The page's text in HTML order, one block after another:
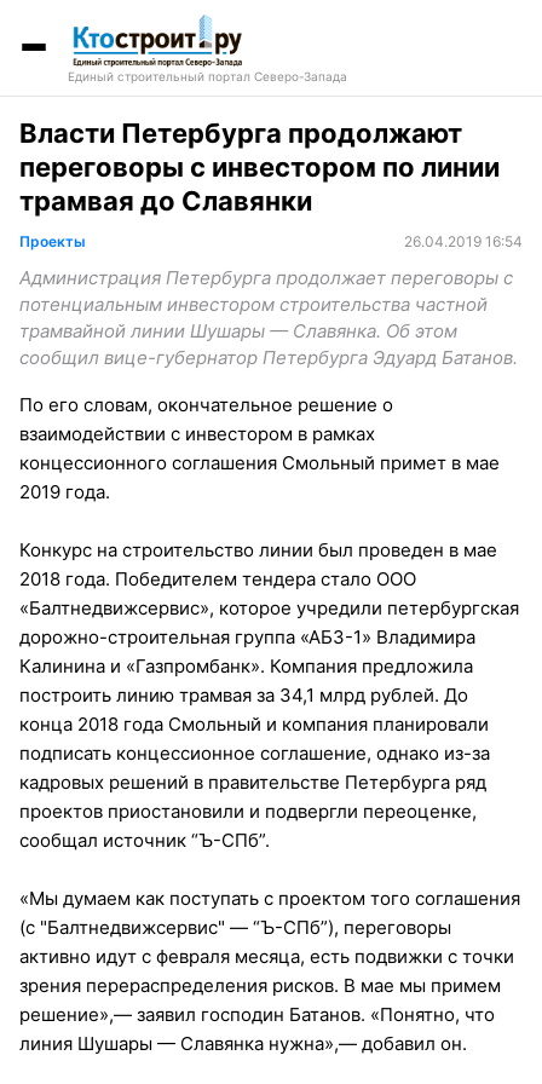
Единый строительный портал Северо-Запада
Власти Петербурга продолжают
переговоры с инвестором по линии
трамвая до Славянки
Проекты 26.04.2019 16:54
Администрация Петербурга продолжает переговоры с
потенциальным инвестором строительства частной
трамвайной линии Шушары — Славянка. Об этом
сообщил вице-губернатор Петербурга Эдуард Батанов.
По его словам, окончательное решение о
взаимодействии с инвестором в рамках
концессионного соглашения Смольный примет в мае
2019 года.
Конкурс на строительство линии был проведен в мае
2018 года. Победителем тендера стало ООО
«Балтнедвижсервис», которое учредили петербургская
дорожно-строительная группа «АБЗ-1» Владимира
Калинина и «Газпромбанк». Компания предложила
построить линию трамвая за 34,1 млрд рублей. До
конца 2018 года Смольный и компания планировали
подписать концессионное соглашение, однако из-за
кадровых решений в правительстве Петербурга ряд
проектов приостановили и подвергли переоценке,
сообщал источник “Ъ-СПб”.
«Мы думаем как поступать с проектом того соглашения
(с "Балтнедвижсервис" — “Ъ-СПб”), переговоры
активно идут с февраля месяца, есть подвижки с точки
зрения перераспределения рисков. В мае мы примем
решение»,— заявил господин Батанов. «Понятно, что
линия Шушары — Славянка нужна»,— добавил он.